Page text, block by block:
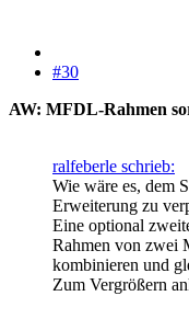
#30
AW: MFDL-Rahmen
ralfeberle schrieb:
Wie wäre es, dem
Erweiterung zu
Eine optional
Rahmen von zwei
kombinieren und
Zum Vergrößern